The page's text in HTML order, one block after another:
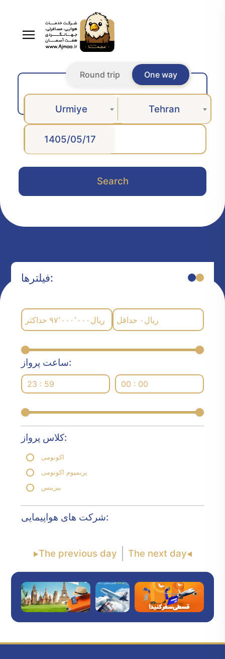
One way
Round trip
Urmiye Tehran
Search
فیلترها:
حداکثر ۹۷٬۰۰۰٬۰۰۰ ریال حداقل ۰ ریال
ساعت پرواز:
23 : 59 00 : 00
کلاس پرواز:
اکونومی
پریمیوم اکونومی
بیزینس
شرکت های هواپیمایی:
The previous day The next day